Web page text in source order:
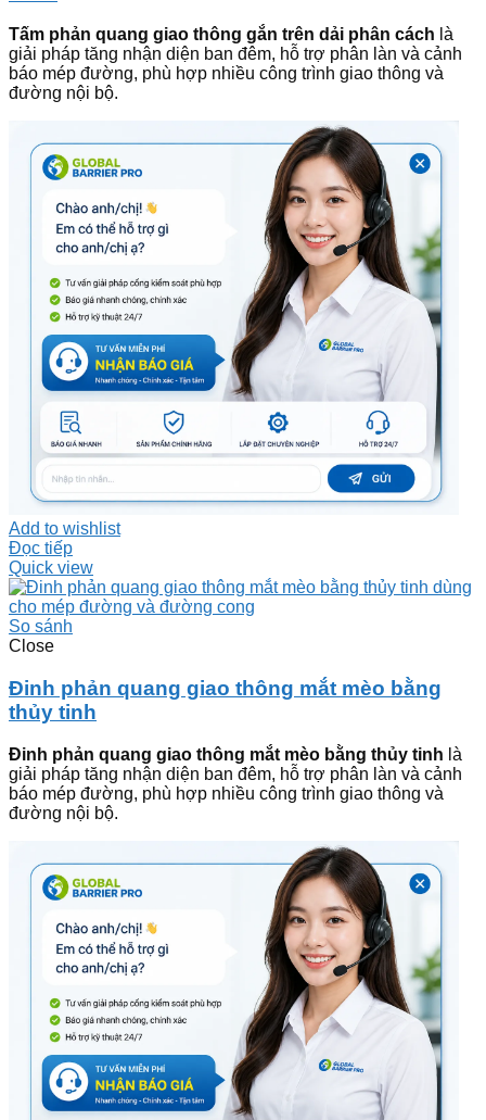
Tấm phản quang giao thông gắn trên dải phân cách là
giải pháp tăng nhận diện ban đêm, hỗ trợ phân làn và cảnh
báo mép đường, phù hợp nhiều công trình giao thông và
đường nội bộ.
Add to wishlist
Đọc tiếp
Quick view
So sánh
Close
Đinh phản quang giao thông mắt mèo bằng
thủy tinh
Đinh phản quang giao thông mắt mèo bằng thủy tinh là
giải pháp tăng nhận diện ban đêm, hỗ trợ phân làn và cảnh
báo mép đường, phù hợp nhiều công trình giao thông và
đường nội bộ.